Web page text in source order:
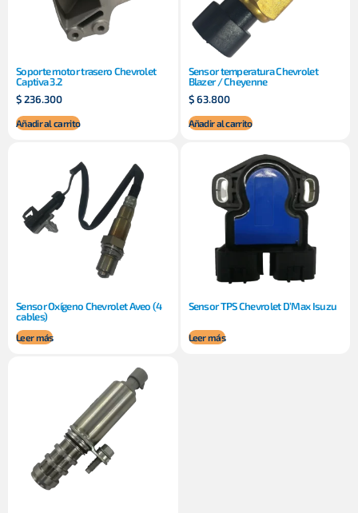
Soporte motor trasero Chevrolet
Captiva 3.2
$236.300
Añadir al carrito
Sensor temperatura Chevrolet
Blazer / Cheyenne
$63.800
Añadir al carrito
Sensor Oxígeno Chevrolet Aveo (4
cables)
Leer más
Sensor TPS Chevrolet D’Max Isuzu
Leer más